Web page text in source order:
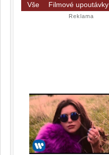
Vše Filmové upoutávky
Reklama